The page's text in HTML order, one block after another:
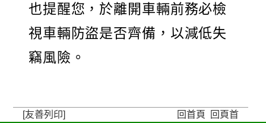
也提醒您，於離開車輛前務必檢
視車輛防盜是否齊備，以減低失
竊風險。
[友善列印] 回首頁 回頁首